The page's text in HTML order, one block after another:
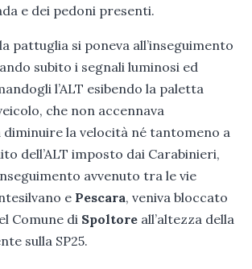
e dei pedoni presenti.
pattuglia si poneva all’inseguimento
subito i segnali luminosi ed
l’ALT esibendo la paletta
che non accennava
diminuire la velocità né tantomeno a
dell’ALT imposto dai Carabinieri,
avvenuto tra le vie
e Pescara, veniva bloccato
Comune di Spoltore all’altezza della
sulla SP25.